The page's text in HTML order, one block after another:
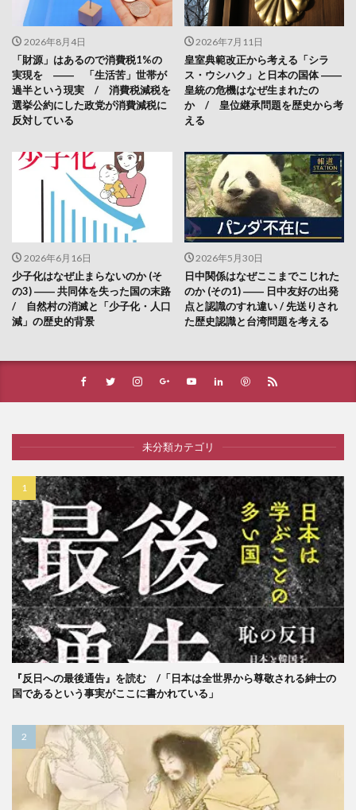
2026年8月4日
「財源」はあるので消費税1%の
実現を ―― 「生活苦」世帯が
過半という現実 / 消費税減税を
選挙公約にした政党が消費減税に
反対している
2026年7月11日
皇室典範改正から考える「シラ
ス・ウシハク」と日本の国体 ――
皇統の危機はなぜ生まれたの
か / 皇位継承問題を歴史から考
える
2026年6月16日
少子化はなぜ止まらないのか (そ
の3) ―― 共同体を失った国の末路
/ 自然村の消滅と「少子化・人口
減」の歴史的背景
2026年5月30日
日中関係はなぜここまでこじれた
のか (その1) ―― 日中友好の出発
点と認識のすれ違い / 先送りされ
た歴史認識と台湾問題を考える
未分類カテゴリ
『反日への最後通告』を読む /「日本は全世界から尊敬される紳士の
国であるという事実がここに書かれている」